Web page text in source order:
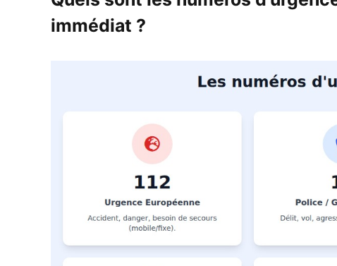
immédiat ?